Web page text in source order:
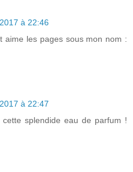
à 22:46
aime les pages sous mon nom :
à 22:47
splendide eau de parfum !